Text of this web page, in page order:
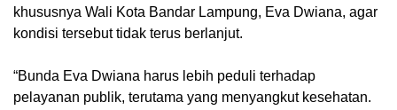
khususnya Wali Kota Bandar Lampung, Eva Dwiana, agar
kondisi tersebut tidak terus berlanjut.
‎“Bunda Eva Dwiana harus lebih peduli terhadap
pelayanan publik, terutama yang menyangkut kesehatan.